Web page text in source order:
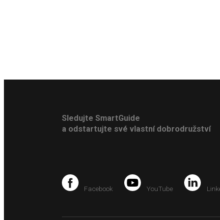
Sledujte SmartGuide
a odstartujte své vlastní dobrodružství
Facebook YouTube